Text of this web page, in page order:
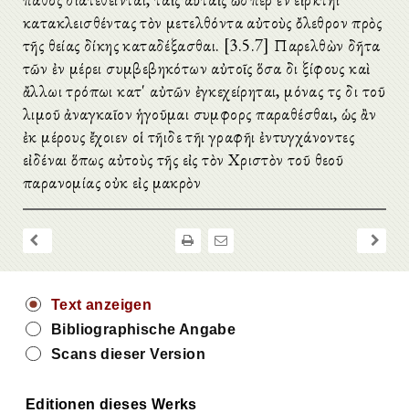
κατακλεισθέντας τὸν μετελθόντα αὐτοὺς ὄλεθρον πρὸς
τῆς θείας δίκης καταδέξασθαι. [3.5.7] Παρελθὼν δῆτα
τῶν ἐν μέρει συμβεβηκότων αὐτοῖς ὅσα διὰ ξίφους καὶ
ἄλλωι τρόπωι κατ' αὐτῶν ἐγκεχείρηται, μόνας τὰς διὰ τοῦ
λιμοῦ ἀναγκαῖον ἡγοῦμαι συμφορὰς παραθέσθαι, ὡς ἂν
ἐκ μέρους ἔχοιεν οἱ τῆιδε τῆι γραφῆι ἐντυγχάνοντες
εἰδέναι ὅπως αὐτοὺς τῆς εἰς τὸν Χριστὸν τοῦ θεοῦ
παρανομίας οὐκ εἰς μακρὸν
Text anzeigen
Bibliographische Angabe
Scans dieser Version
Editionen dieses Werks